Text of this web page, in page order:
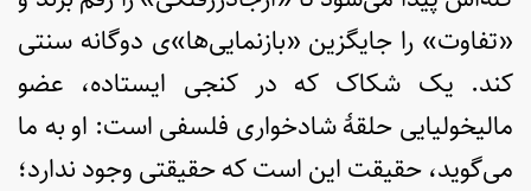
«تفاوت» را جایگزین «بازنمایی‌ها»ی دوگانه سنتی
کند. یک شکاک که در کنجی ایستاده، عضو
مالیخولیایی حلقۀ شادخواری فلسفی است: او به ما
می‌گوید، حقیقت این است که حقیقتی وجود ندارد؛